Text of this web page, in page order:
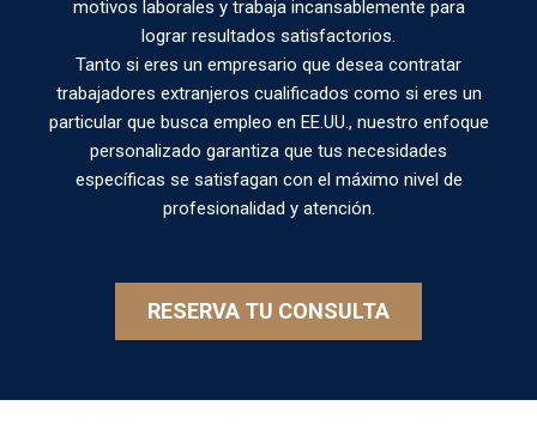
motivos laborales y trabaja incansablemente para
lograr resultados satisfactorios.
Tanto si eres un empresario que desea contratar
trabajadores extranjeros cualificados como si eres un
particular que busca empleo en EE.UU., nuestro enfoque
personalizado garantiza que tus necesidades
específicas se satisfagan con el máximo nivel de
profesionalidad y atención.
RESERVA TU CONSULTA